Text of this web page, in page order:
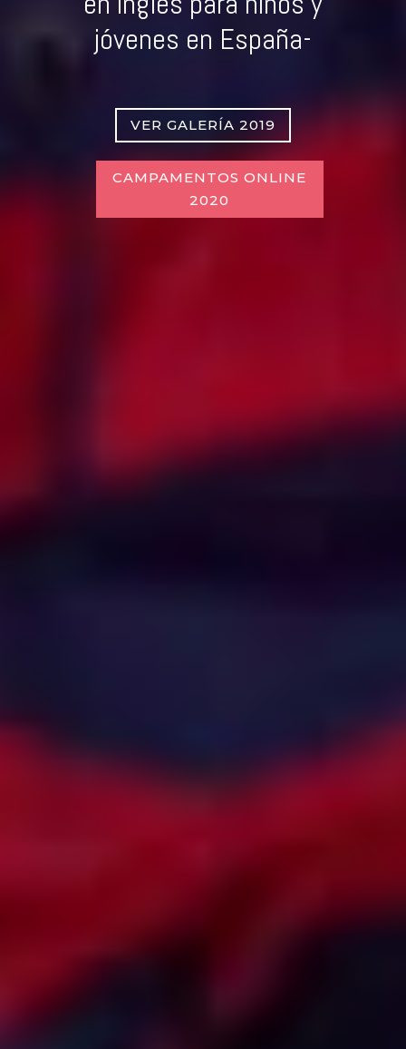
jóvenes en España-
VER GALERÍA 2019
CAMPAMENTOS ONLINE
2020